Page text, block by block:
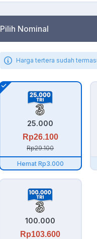
Pilih Nominal
Harga tertera sudah
25.000
Rp26.100
Rp29.100
Hemat Rp3.000
100.000
Rp103.600